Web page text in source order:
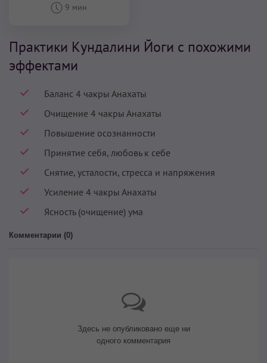
9 мин
Практики Кундалини Йоги с похожими
эффектами
Баланс 4 чакры Анахаты
Очищение 4 чакры Анахаты
Повышение осознанности
Принятие себя, любовь к себе
Снятие, усталости, стресса и напряжения
Усиление 4 чакры Анахаты
Ясность (очищение) ума
Комментарии (0)
Здесь не опубликовано еще ни
одного комментария